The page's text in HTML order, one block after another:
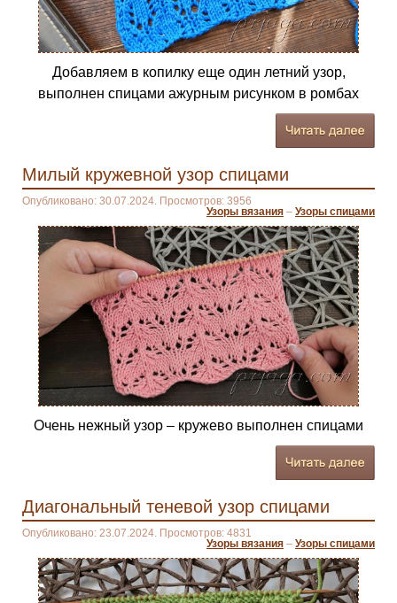
Добавляем в копилку еще один летний узор,
выполнен спицами ажурным рисунком в ромбах
Милый кружевной узор спицами
Опубликовано: 30.07.2024. Просмотров: 3956
Узоры вязания – Узоры спицами
Очень нежный узор – кружево выполнен спицами
Диагональный теневой узор спицами
Опубликовано: 23.07.2024. Просмотров: 4831
Узоры вязания – Узоры спицами